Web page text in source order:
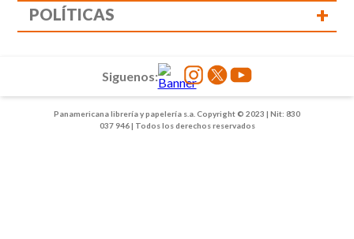
POLÍTICAS +
Panamericana librería y papelería s.a. Copyright © 2023 | Nit: 830
037 946 | Todos los derechos reservados
Siguenos: